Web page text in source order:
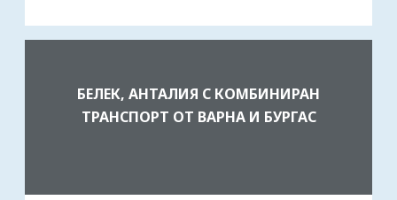
БЕЛЕК, АНТАЛИЯ С КОМБИНИРАН
ТРАНСПОРТ ОТ ВАРНА И БУРГАС